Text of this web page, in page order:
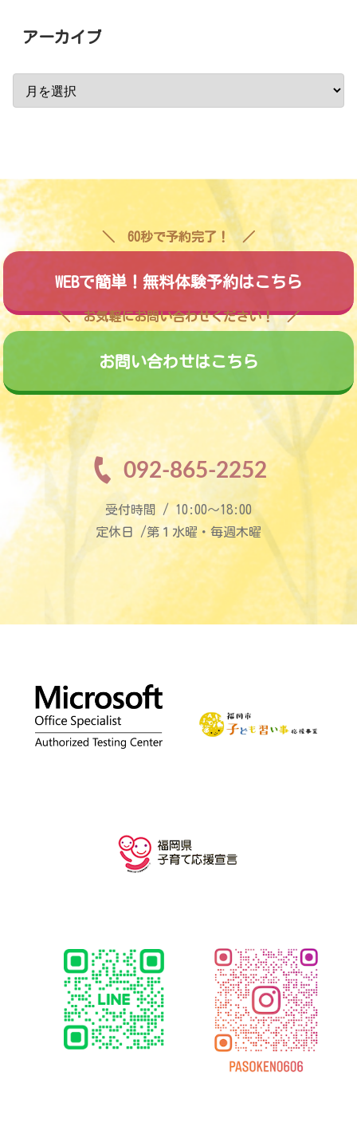
アーカイブ
60秒で予約完了！
WEBで簡単！無料体験予約はこちら
お気軽にお問い合わせください！
お問い合わせはこちら
092-865-2252
受付時間 / 10:00〜18:00
定休日 /第１水曜・毎週木曜